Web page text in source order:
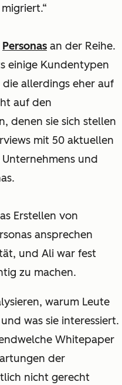
migriert.“
Personas an der Reihe.
einige Kundentypen
allerdings eher auf
auf den
denen sie sich stellen
mit 50 aktuellen
und
Erstellen von
ansprechen
und Ali war fest
zu machen.
warum Leute
was sie interessiert.
Whitepaper
der
nicht gerecht